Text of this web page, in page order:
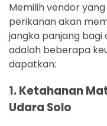
Memilih vendor
perikanan akan
jangka panjang bagi
adalah beberapa
dapatkan:
1. Ketahanan
Udara Solo